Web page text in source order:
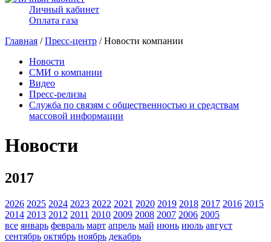
Личный кабинет
Оплата газа
Главная /Пресс-центр / Новости компании
Новости
СМИ о компании
Видео
Пресс-релизы
Служба по связям с общественностью и средствам
массовой информации
Новости
2017
2026 2025 2024 2023 2022 2021 2020 2019 2018 2017 2016 2015
2014 2013 2012 2011 2010 2009 2008 2007 2006 2005
все январь февраль март апрель май июнь июль август
сентябрь октябрь ноябрь декабрь